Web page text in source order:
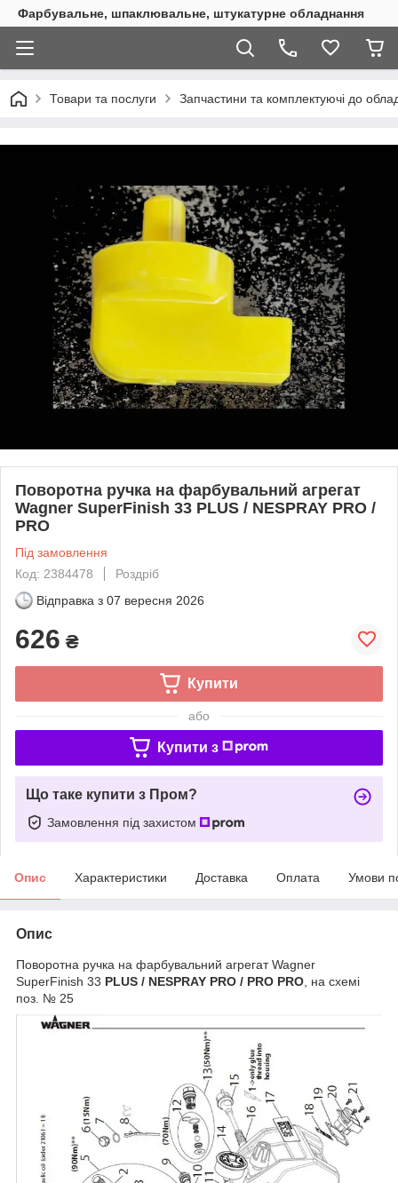
Фарбувальне, шпаклювальне, штукатурне обладнання
Товари та послуги Запчастини та комплектуючі до
Поворотна ручка на фарбувальний агрегат
Wagner SuperFinish 33 PLUS / NESPRAY PRO /
PRO
Під замовлення
Код: 2384478
Роздріб
Відправка з 07 вересня 2026
626 ₴
Купити
або
Купити з
Що таке купити з Пром?
Замовлення під захистом
Опис Характеристики Доставка Оплата Умови
Опис
Поворотна ручка на фарбувальний агрегат Wagner
SuperFinish 33 PLUS / NESPRAY PRO / PRO PRO , на схемі
поз. № 25